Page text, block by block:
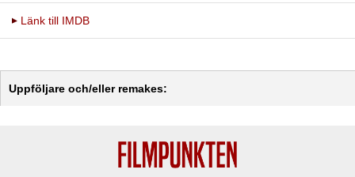
Länk till IMDB
Uppföljare och/eller remakes: